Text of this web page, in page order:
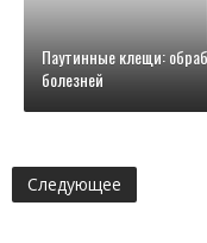
Паутинные клещи:
болезней
Следующее